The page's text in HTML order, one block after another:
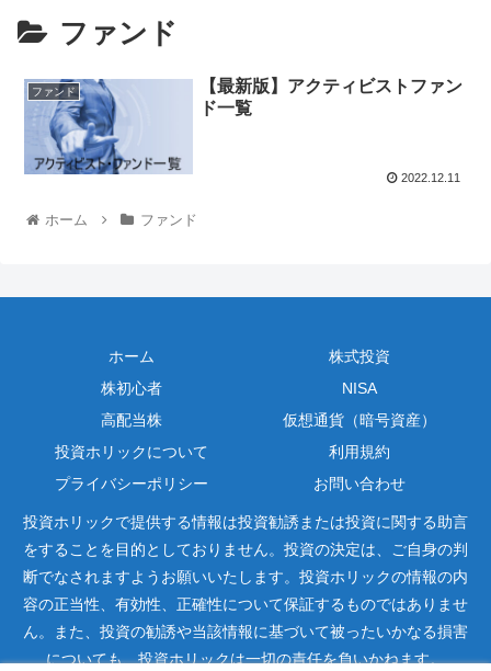
ファンド
ファンド
【最新版】アクティビストファン
ド一覧
2022.12.11
ホーム ファンド
ホーム
株式投資
株初心者
NISA
高配当株
仮想通貨（暗号資産）
投資ホリックについて
利用規約
プライバシーポリシー
お問い合わせ
投資ホリックで提供する情報は投資勧誘または投資に関する助言
をすることを目的としておりません。投資の決定は、ご自身の判
断でなされますようお願いいたします。投資ホリックの情報の内
容の正当性、有効性、正確性について保証するものではありませ
ん。また、投資の勧誘や当該情報に基づいて被ったいかなる損害
についても、投資ホリックは一切の責任を負いかねます。